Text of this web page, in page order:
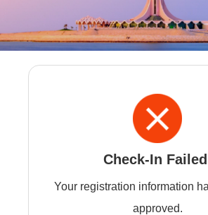
Check-In
Your registration information
approved.